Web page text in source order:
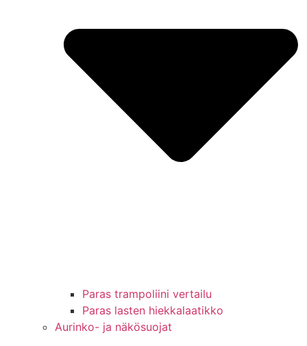
Paras trampoliini vertailu
Paras lasten hiekkalaatikko
Aurinko- ja näkösuojat